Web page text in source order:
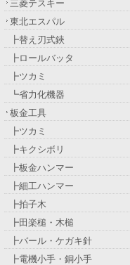
三菱テスキー
東北エスパル
┣替え刃式鋏
┣ロールバッタ
┣ツカミ
┗省力化機器
板金工具
┣ツカミ
┣キクシボリ
┣板金ハンマー
┣細工ハンマー
┣拍子木
┣田楽槌・木槌
┣バール・ケガキ針
┣電機小手・銅小手